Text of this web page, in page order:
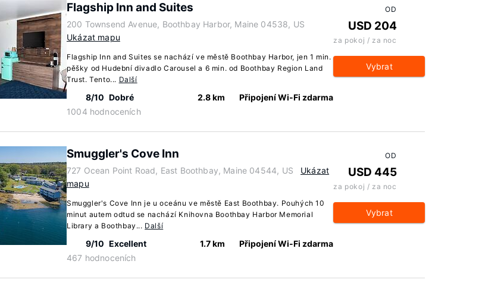
Flagship Inn and Suites
200 Townsend Avenue, Boothbay Harbor, Maine 04538, US
Ukázat mapu
Flagship Inn and Suites se nachází ve městě Boothbay Harbor, jen 1 min.
pěšky od Hudební divadlo Carousel a 6 min. od Boothbay Region Land
Trust. Tento... Další
8/10 Dobré
1004 hodnoceních
2.8 km Připojení Wi-Fi zdarma
OD
USD 204
za pokoj / za noc
Vybrat
Smuggler's Cove Inn
727 Ocean Point Road, East Boothbay, Maine 04544, US
Ukázat
mapu
Smuggler's Cove Inn je u oceánu ve městě East Boothbay. Pouhých 10
minut autem odtud se nachází Knihovna Boothbay Harbor Memorial
Library a Boothbay... Další
9/10 Excellent
467 hodnoceních
1.7 km Připojení Wi-Fi zdarma
OD
USD 445
za pokoj / za noc
Vybrat